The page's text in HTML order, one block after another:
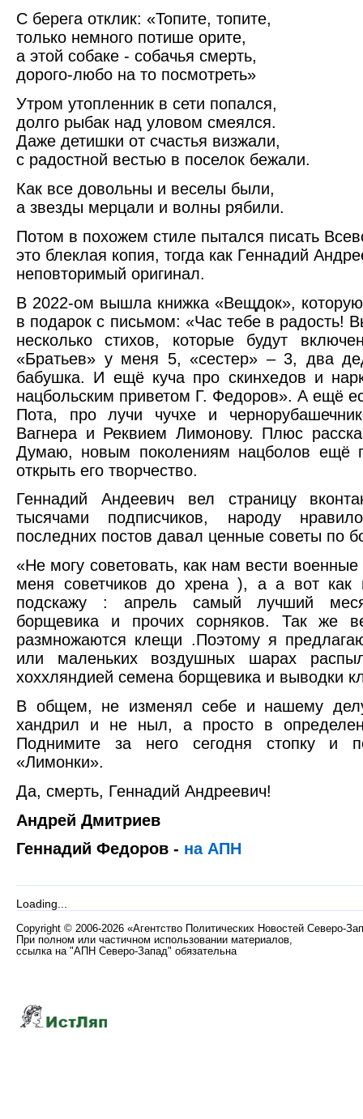
С берега отклик: «Топите, топите,
только немного потише орите,
а этой собаке - собачья смерть,
дорого-любо на то посмотреть»
Утром утопленник в сети попался,
долго рыбак над уловом смеялся.
Даже детишки от счастья визжали,
с радостной вестью в поселок бежали.
Как все довольны и веселы были,
а звезды мерцали и волны рябили.
Потом в похожем стиле пытался писать
это блеклая копия, тогда как Геннадий
неповторимый оригинал.
В 2022-ом вышла книжка «Вещдок»,
в подарок с письмом: «Час тебе в радость!
несколько стихов, которые будут
«Братьев» у меня 5, «сестер» – 3, два
бабушка. И ещё куча про скинхедов и
нацбольским приветом Г. Федоров». А ещё
Пота, про лучи чучхе и
Вагнера и Реквием Лимонову. Плюс
Думаю, новым поколениям нацболов ещё
открыть его творчество.
Геннадий Андеевич вел страницу
тысячами подписчиков, народу
последних постов давал ценные советы по
«Не могу советовать, как нам вести военные
меня советчиков до хрена ), а а вот как
подскажу : апрель самый лучший
борщевика и прочих сорняков. Так же
размножаются клещи .Поэтому я
или маленьких воздушных шарах
хоххляндией семена борщевика и выводки
В общем, не изменял себе и нашему
хандрил и не ныл, а просто в
Поднимите за него сегодня стопку и
«Лимонки».
Да, смерть, Геннадий Андреевич!
Андрей Дмитриев
Геннадий Федоров - на АПН
Loading...
Copyright © 2006-2026 «Агентство Политических Новостей Северо-
При полном или частичном использовании материалов,
ссылка на "АПН Северо-Запад" обязательна